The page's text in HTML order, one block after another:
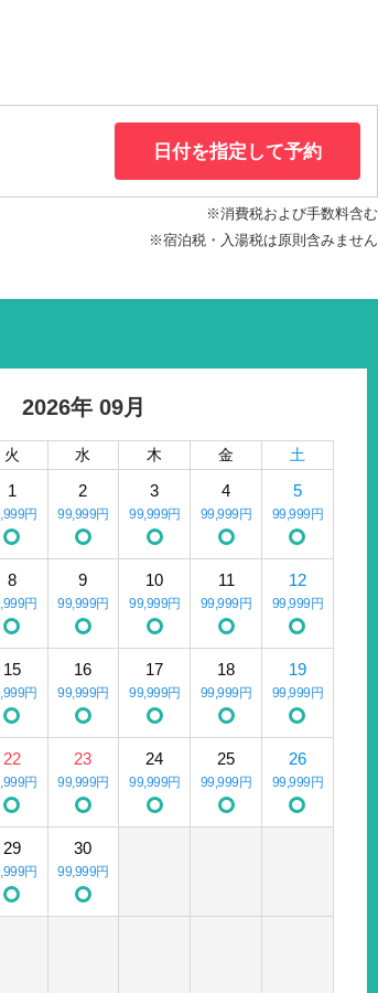
日付を指定して予約
※消費税および手数料含む
※宿泊税・入湯税は原則含みません
2026年 09月
火 水 木 金 土
1
円
2
99,999円
3
99,999円
4
99,999円
5
99,999円
8
円
9
99,999円
10
99,999円
11
99,999円
12
99,999円
15
円
16
99,999円
17
99,999円
18
99,999円
19
99,999円
22
円
23
99,999円
24
99,999円
25
99,999円
26
99,999円
29
円
30
99,999円